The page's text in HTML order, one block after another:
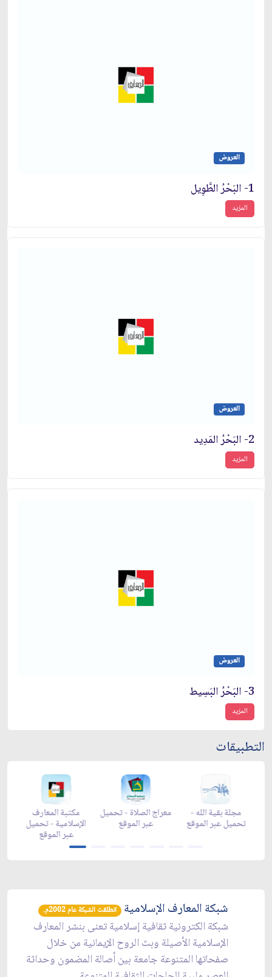
العروض
1- البَحْرُ الطَّوِيل
المزيد
العروض
2- البَحْرُ المَدِيد
المزيد
العروض
3- البَحْرُ البَسِيط
المزيد
التطبيقات
مكتبة المعارف
الإسلامية - تحميل
عبر الموقع
معراج الصلاة - تحميل
عبر الموقع
مجلة بقية الله -
تحميل عبر الموقع
شبكة المعارف الإسلامية انطلقت الشبكة عام 2002م.
شبكة الكترونية ثقافية إسلامية تعنى بنشر المعارف
الإسلامية الأصيلة وبث الروح الإيمانية من خلال
صفحاتها المتنوعة جامعة بين أصالة المضمون وحداثة